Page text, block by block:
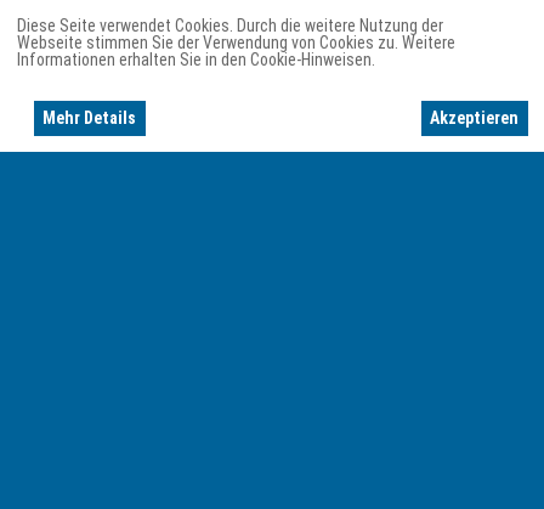
Diese Seite verwendet Cookies. Durch die weitere Nutzung der
Webseite stimmen Sie der Verwendung von Cookies zu. Weitere
Informationen erhalten Sie in den Cookie-Hinweisen.
Mehr Details Akzeptieren